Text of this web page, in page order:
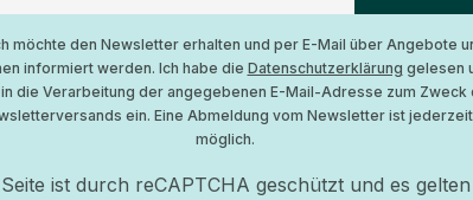
möchte den Newsletter erhalten und per E-Mail über Angebote
informiert werden. Ich habe die Datenschutzerklärung gelesen
die Verarbeitung der angegebenen E-Mail-Adresse zum Zweck
ein. Eine Abmeldung vom Newsletter ist jederzeit
möglich.
ist durch reCAPTCHA geschützt und es gelten